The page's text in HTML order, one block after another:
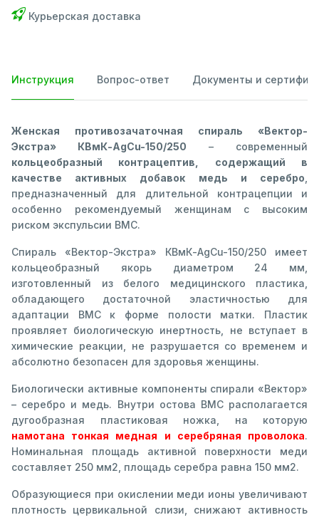
Курьерская доставка
Инструкция Вопрос-ответ Документы и
Женская противозачаточная спираль «Вектор-
Экстра» КВмК-AgCu-150/250 – современный
кольцеобразный контрацептив, содержащий в
качестве активных добавок медь и серебро
предназначенный для длительной контрацепции и
особенно рекомендуемый женщинам с высоким
риском экспульсии ВМС.
Спираль «Вектор-Экстра» КВмК-AgCu-150/250 имеет
кольцеобразный якорь диаметром 24 мм,
изготовленный из белого медицинского пластика,
обладающего достаточной эластичностью для
адаптации ВМС к форме полости матки. Пластик
проявляет биологическую инертность, не вступает в
химические реакции, не разрушается со временем и
абсолютно безопасен для здоровья женщины.
Биологически активные компоненты спирали «Вектор»
– серебро и медь. Внутри остова ВМС располагается
дугообразная пластиковая ножка, на которую
намотана тонкая медная и серебряная проволока.
Номинальная площадь активной поверхности меди
составляет 250 мм2, площадь серебра равна 150 мм2.
Образующиеся при окислении меди ионы увеличивают
плотность цервикальной слизи, снижают активность